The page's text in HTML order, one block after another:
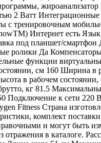
2 Ватт Интеграционные
с тренировочным
Интернет есть
под планшет/смартфон
ролики Да
функции
см 160 Ширина в
в рабочем
кг 81.5
Подключение к сети 220 В
Fitness Страна
комплект
и могут быть
отражения в каталоге.